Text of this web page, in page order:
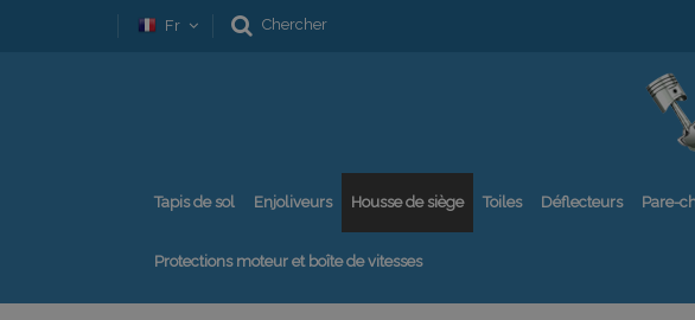
Fr Chercher
Tapis de sol Enjoliveurs Housse de siège Toiles Déflecteurs Pare-
Protections moteur et boîte de vitesses